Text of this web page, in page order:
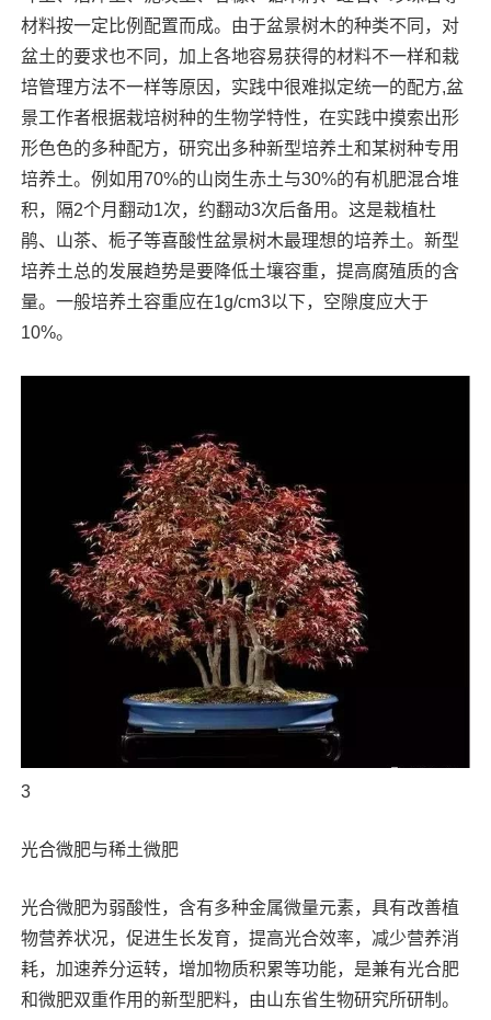
材料按一定比例配置而成。由于盆景树木的种类不同，对
盆土的要求也不同，加上各地容易获得的材料不一样和栽
培管理方法不一样等原因，实践中很难拟定统一的配方,盆
景工作者根据栽培树种的生物学特性，在实践中摸索出形
形色色的多种配方，研究出多种新型培养土和某树种专用
培养土。例如用70%的山岗生赤土与30%的有机肥混合堆
积，隔2个月翻动1次，约翻动3次后备用。这是栽植杜
鹃、山茶、栀子等喜酸性盆景树木最理想的培养土。新型
培养土总的发展趋势是要降低土壤容重，提高腐殖质的含
量。一般培养土容重应在1g/cm3以下，空隙度应大于
10%。
3
光合微肥与稀土微肥
光合微肥为弱酸性，含有多种金属微量元素，具有改善植
物营养状况，促进生长发育，提高光合效率，减少营养消
耗，加速养分运转，增加物质积累等功能，是兼有光合肥
和微肥双重作用的新型肥料，由山东省生物研究所研制。